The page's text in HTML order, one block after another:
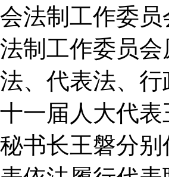
法制工作委
制工作委员
、代表法、
一届人大代
书长王磐分